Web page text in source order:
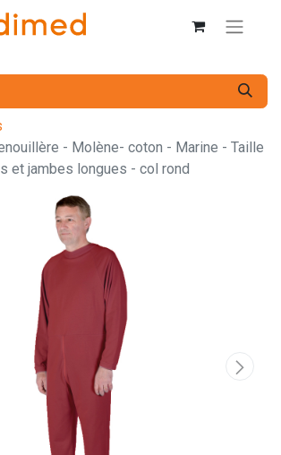
- Molène- coton - Marine - Taille
et jambes longues - col rond